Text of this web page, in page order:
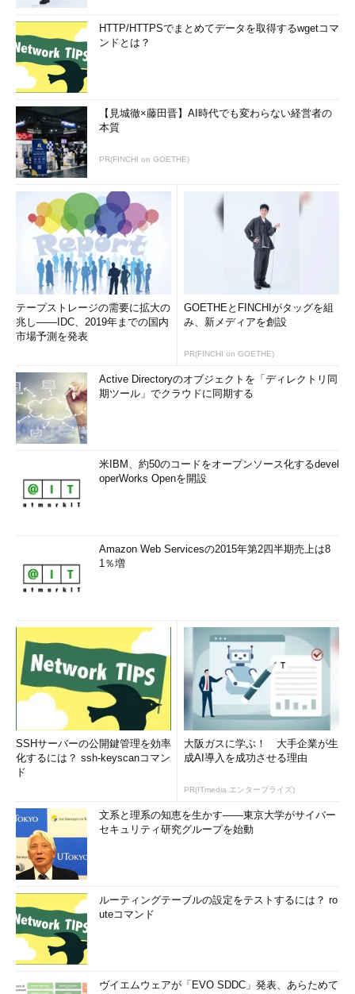
am/pmは独自システムで、仕入れルートやコンピュータシステ
ム、商品の輸送体制などを構築してきました。しかし、それはロ
ーソンやファミリーマートに比べると小規模であり、規模のメリ
ットを十分に生かしきれてなかったかもしれません。その点ロー
ソンは、すでに全国レベルでそれらを構築していますので、ロー
を利用してもらうことで、そういったコストの削減を見込むこと
ができます。
また、ローソンはセブンイレブンやファミリーマートに比べ
て、東京都内に開設している店舗が少ないという特徴がありま
す。以下は東京都都内の店舗数の各社別の比較資料（各社Webペ
ージ参照）です。
ローソン
（2008年8月時点）
ファミリーマート
（2009年2月時点）
セブンイレブン
（2009年2月時点）
1109 1619
am/pmは東京都内を中心に店舗を持っています。そのため、
ローソンはam/pmを買収しても、既存の店舗同士の競合は起こ
りにくいと判断しています。
ほかにもローソンはフランチャイズ店契約や、商品のタイムリ
ーな入替手法など、コンビニ経営に関するノウハウを豊富に持っ
ています。それは、外食店経営を主軸とするレックス・ホールデ
ィングスにはないものです。ローソンはこれらの条件を十分に吟
味し、am/pmの債務超過を劇的に改善できると見込み、現状の
資産価値を超える高いお金を出してam/pmの支配権を取得する
企業買収は、取引が高額で何度も行うものではないため、多く
の場合、さまざまな状況を考慮して複雑な条件で契約されます。
しかし、どの取引も本質的には、（1）買収する会社の支配権
は自社との相乗効果を狙ったものであること、に注意すると、取
引の全貌が分かりやすいですね。それではまた。
筆者紹介
吉田延史（よしだのぶふみ）
京都生まれ。京都大学理学部卒業後、コンピュータの
世界に興味を持ち、オービックにネットワークエンジ
2007年、会計士試験合格。仰星監査法人に入所し現在に至
る。
イラスト：Ayumi
HTTP/HTTPSでまとめてデータを取得するwgetコマ
ンドとは？
【見城徹×藤田晋】AI時代でも変わらない経営者の
本質
PR(FINCHI on GOETHE)
テープストレージの需要に拡大の
兆し――IDC、2019年までの国内
市場予測を発表
GOETHEとFINCHIがタッグを組
み、新メディアを創設
PR(FINCHI on GOETHE)
Active Directoryのオブジェクトを「ディレクトリ同
期ツール」でクラウドに同期する
米IBM、約50のコードをオープンソース化するdevel
operWorks Openを開設
Amazon Web Servicesの2015年第2四半期売上は8
1％増
SSHサーバーの公開鍵管理を効率
化するには？ ssh-keyscanコマン
ド
大阪ガスに学ぶ！ 大手企業が生
成AI導入を成功させる理由
PR(ITmedia エンタープライズ)
文系と理系の知恵を生かす――東京大学がサイバー
セキュリティ研究グループを始動
ルーティングテーブルの設定をテストするには？ ro
uteコマンド
ヴイエムウェアが「EVO SDDC」発表、あらためて